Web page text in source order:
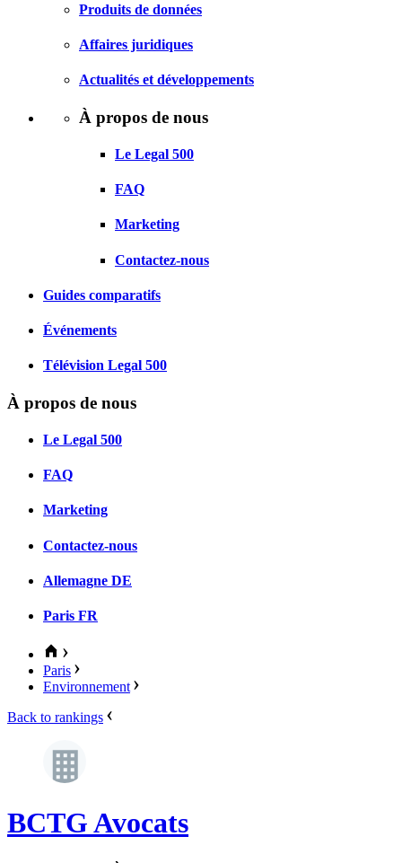
Produits de données
Affaires juridiques
Actualités et développements
À propos de nous
Le Legal 500
FAQ
Marketing
Contactez-nous
Guides comparatifs
Événements
Télévision Legal 500
À propos de nous
Le Legal 500
FAQ
Marketing
Contactez-nous
Allemagne DE
Paris FR
Paris
Environnement
Back to rankings
BCTG Avocats